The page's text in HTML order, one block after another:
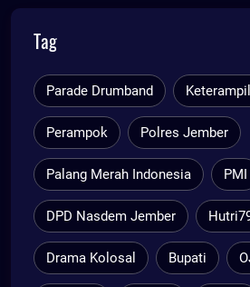
Tag
Parade Drumband
Perampok Polres Jember
Palang Merah Indonesia PMI
DPD Nasdem Jember
Drama Kolosal Bupati